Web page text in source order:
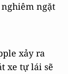
ngặt
xảy ra
xe tự lái sẽ